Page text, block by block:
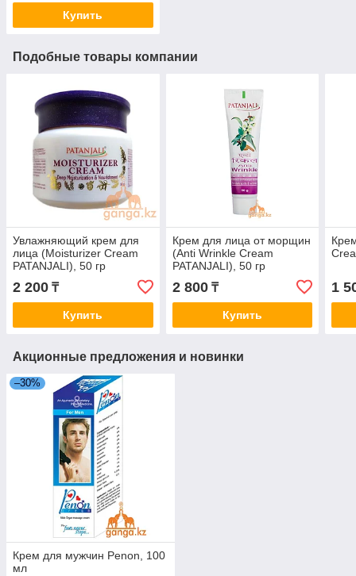
Купить
Подобные товары компании
Увлажняющий крем для
лица (Moisturizer Cream
PATANJALI), 50 гр
2 200 ₸
Купить
Крем для лица от морщин
(Anti Wrinkle Cream
PATANJALI), 50 гр
2 800₸
Купить
1
Акционные предложения и новинки
–30%
Крем для мужчин Penon, 100
мл